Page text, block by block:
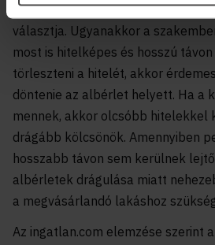
lakásvásárlást, egy részük
választja. Ugyanakkor a
most is hitelképes és hosszú
törleszteni a hitelét, akkor
döntenie az albérlet helyett. Ha a
mennek, akkor olcsóbb hitelekkel
drágább kölcsönök. Amennyiben
hosszabb távon sem kerülnek
albérletek drágulása miatt
a megvásárlandó lakáshoz
Az ingatlan.com elemzése szerint